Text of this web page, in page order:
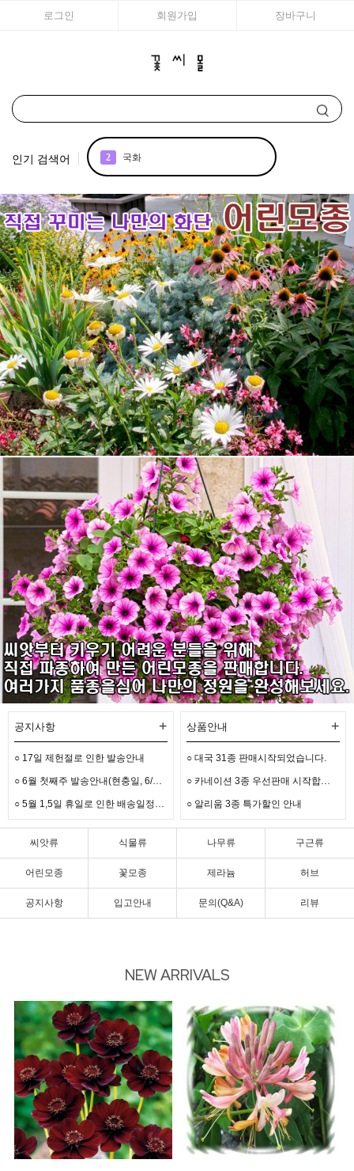
로그인 회원가입 장바구니
인기 검색어 2 국화
3 조날 제라늄
4 리갈
5 꽃씨
6 장미
7 리갈 제라늄
8 접시꽃
9 딸기
숙근
1 제라늄
공지사항 +
○ 17일 제헌절로 인한 발송안내
○
6월 첫째주 발송안내(현충일, 6/3선거)
○
5월 1,5일 휴일로 인한 배송일정안내입니다.
상품안내 +
○ 대국 31종 판매시작되었습니다.
○
카네이션 3종 우선판매 시작합니다.
○ 알리움 3종 특가할인 안내
씨앗류 식물류 나무류 구근류
어린모종 꽃모종 제라늄 허브
공지사항 입고안내 문의(Q&A) 리뷰
NEW ARRIVALS